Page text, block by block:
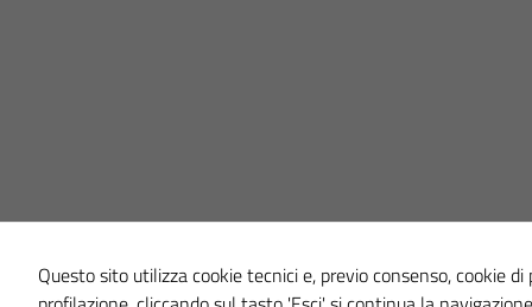
Questo sito utilizza cookie tecnici e, previo consenso, cookie